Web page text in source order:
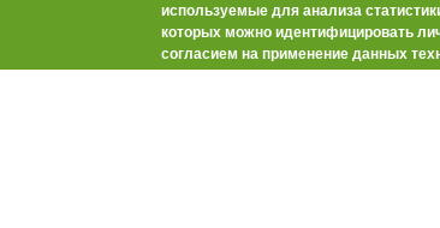
-1
вт,
используемые для анализа
которых можно идентифицировать
согласием на применение данных